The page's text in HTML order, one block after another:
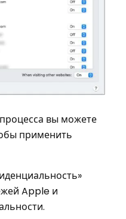
вы можете
применить
Apple и